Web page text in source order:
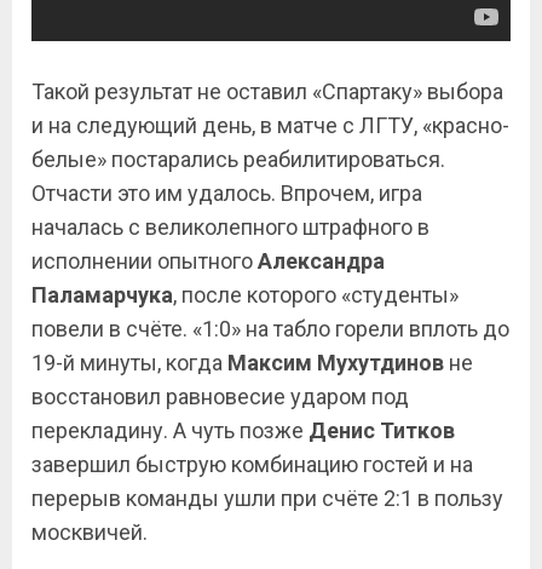
Такой результат не оставил «Спартаку» выбора
и на следующий день, в матче с ЛГТУ, «красно-
белые» постарались реабилитироваться.
Отчасти это им удалось. Впрочем, игра
началась с великолепного штрафного в
исполнении опытногоАлександра
Паламарчука, после которого «студенты»
повели в счёте. «1:0» на табло горели вплоть до
19-й минуты, когда Максим Мухутдинов не
восстановил равновесие ударом под
перекладину. А чуть позже Денис Титков
завершил быструю комбинацию гостей и на
перерыв команды ушли при счёте 2:1 в пользу
москвичей.